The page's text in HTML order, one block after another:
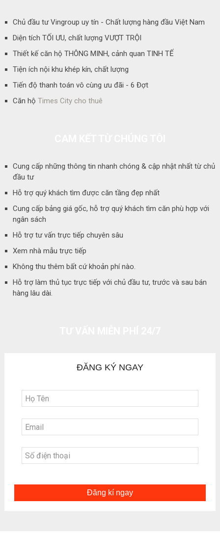
Chủ đầu tư Vingroup uy tín - Chất lượng hàng đầu Việt Nam
Diện tích TỐI ƯU, chất lượng VƯỢT TRỘI
Thiết kế căn hộ THÔNG MINH, cảnh quan TINH TẾ
Tiện ích nội khu khép kín, chất lượng
Tiến độ thanh toán vô cùng ưu đãi - 6 Đợt
Căn hộ Times City cho thuê
Cung cấp những thông tin nhanh chóng & cập nhật nhất từ chủ
đầu tư
Hỗ trợ quý khách tìm được căn tầng đẹp nhất
Cung cấp bảng giá gốc, hỗ trợ quý khách tìm căn phù hợp với
ngân sách
Hỗ trợ tư vấn trực tiếp chuyên sâu
Xem nhà mẫu trực tiếp
Không thu thêm bất cứ khoản phí nào.
Hỗ trợ làm thủ tục trực tiếp với chủ đầu tư, trước và sau bán
hàng lâu dài.
ĐĂNG KÝ NGAY
Đăng kí ngay